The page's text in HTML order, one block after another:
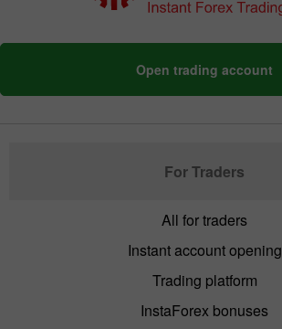
Open trading account
For Traders
All for traders
Instant account opening
Trading platform
InstaForex bonuses